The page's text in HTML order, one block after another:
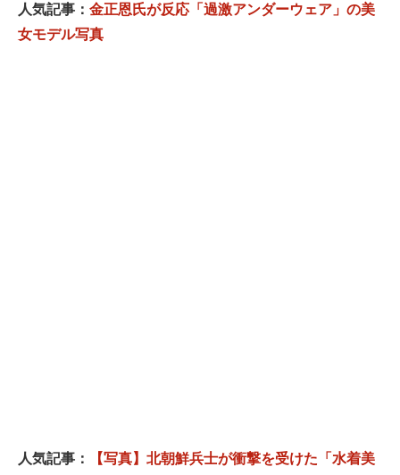
人気記事： 金正恩氏が反応「過激アンダーウェア」の美
女モデル写真
人気記事：
【写真】北朝鮮兵士が衝撃を受けた「水着美